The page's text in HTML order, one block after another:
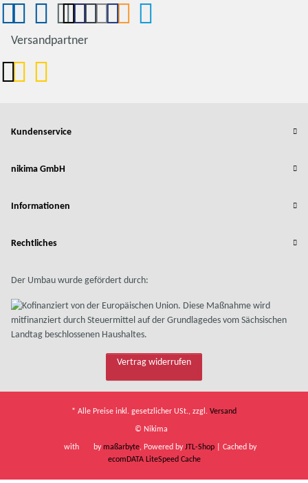
Versandpartner
Kundenservice
nikima GmbH
Informationen
Rechtliches
Der Umbau wurde gefördert durch:
Vertrag widerrufen
* Alle Preise inkl. gesetzlicher USt., zzgl. Versand
© Nikima
with bymaßarbyte, Powered byJTL-Shop
| Cached by
ecomDATA LiteSpeed Cache